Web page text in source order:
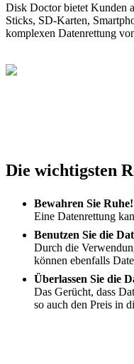
Disk Doctor bietet Kunden
Sticks, SD-Karten,
komplexen Datenrettung
Die wichtigsten
Bewahren Sie Ruhe!
Eine Datenrettung
Benutzen Sie die
Durch die
können ebenfalls
Überlassen Sie die
Das Gerücht, dass
so auch den Preis in